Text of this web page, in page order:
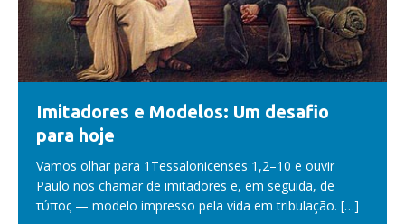
Imitadores e Modelos: Um desafio
para hoje
Vamos olhar para 1Tessalonicenses 1,2–10 e ouvir
Paulo nos chamar de imitadores e, em seguida, de
τύπος — modelo impresso pela vida em tribulação. […]